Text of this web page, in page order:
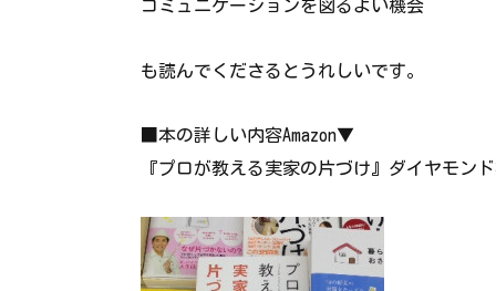
コミュニケーションを図るよい機会
も読んでくださるとうれしいです。
■本の詳しい内容Amazon▼
『プロが教える実家の片づけ』ダイヤモン